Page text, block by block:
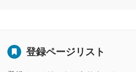
登録ページリスト